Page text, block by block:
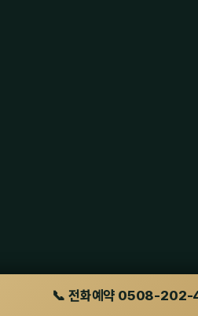
📞 전화예약 0508-202-